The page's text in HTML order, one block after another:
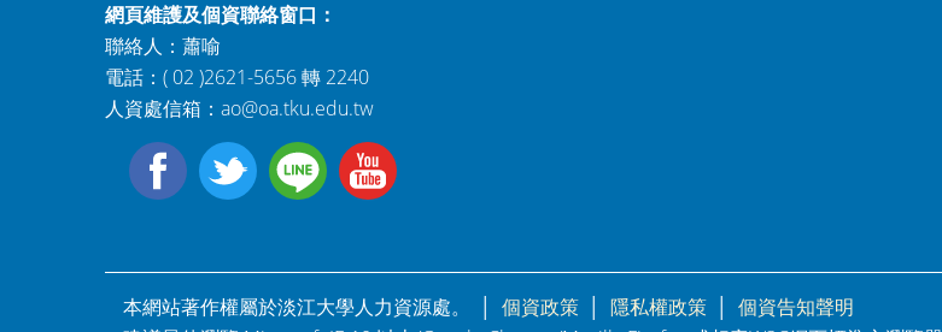
網頁維護及個資聯絡窗口：
聯絡人：蕭喻
電話：( 02 )2621-5656 轉 2240
人資處信箱： ao@oa.tku.edu.tw
本網站著作權屬於淡江大學人力資源處。 │ 個資政策 隱私權政策
個資告知聲明